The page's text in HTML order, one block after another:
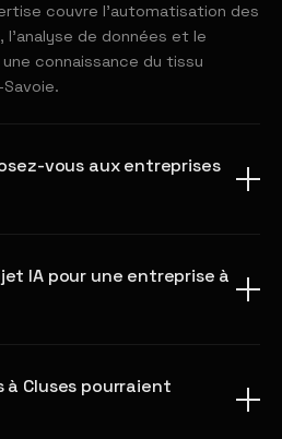
couvre l'automatisation des
de données et le
connaissance du tissu
vous aux entreprises
IA pour une entreprise à
à Cluses pourraient